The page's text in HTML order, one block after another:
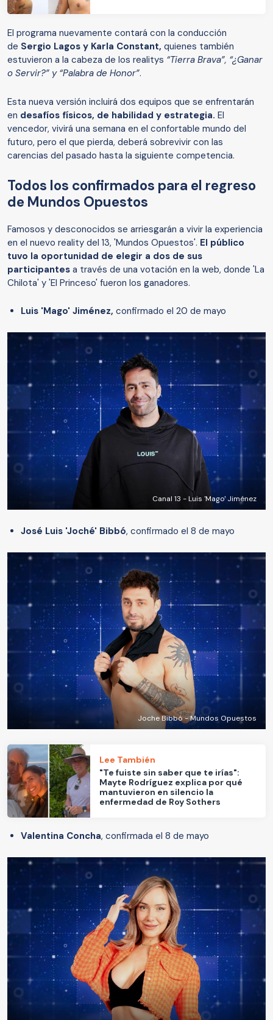
El programa nuevamente contará con la conducción
de Sergio Lagos y Karla Constant, quienes también
estuvieron a la cabeza de los realitys “Tierra Brava”, “¿Ganar
o Servir?” y “Palabra de Honor”.
Esta nueva versión incluirá dos equipos que se enfrentarán
en desafíos físicos, de habilidad y estrategia. El
vencedor, vivirá una semana en el confortable mundo del
futuro, pero el que pierda, deberá sobrevivir con las
carencias del pasado hasta la siguiente competencia.
Todos los confirmados para el regreso
de Mundos Opuestos
Famosos y desconocidos se arriesgarán a vivir la experiencia
en el nuevo reality del 13, 'Mundos Opuestos'. El público
tuvo la oportunidad de elegir a dos de sus
participantes a través de una votación en la web, donde 'La
Chilota' y 'El Princeso' fueron los ganadores.
Luis 'Mago' Jiménez, confirmado el 20 de mayo
Canal 13 - Luis 'Mago' Jiménez
José Luis 'Joché' Bibbó, confirmado el 8 de mayo
Joche Bibbó - Mundos Opuestos
Lee También
"Te fuiste sin saber que te irías":
Mayte Rodríguez explica por qué
mantuvieron en silencio la
enfermedad de Roy Sothers
Valentina Concha, confirmada el 8 de mayo